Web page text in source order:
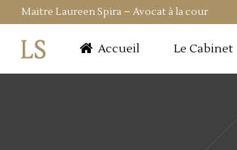
Maitre Laureen Spira – Avocat à la cour
Accueil Le Cabinet